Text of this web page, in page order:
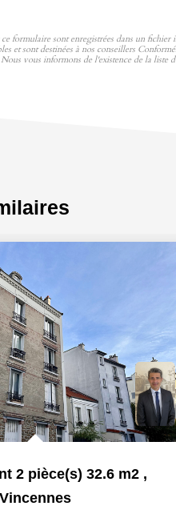
formulaire sont enregistrées dans un
et sont destinées à nos conseillers
vous informons de l'existence de la
2 pièce(s) 32.6 m2 ,
Vincennes